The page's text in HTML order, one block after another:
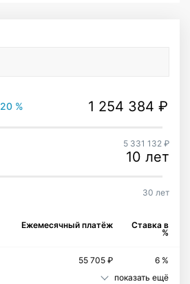
20 %
5 331 132 ₽
10 лет
30 лет
Ежемесячный платёж Ставка в
%
55 705 ₽
6 %
показать ещё